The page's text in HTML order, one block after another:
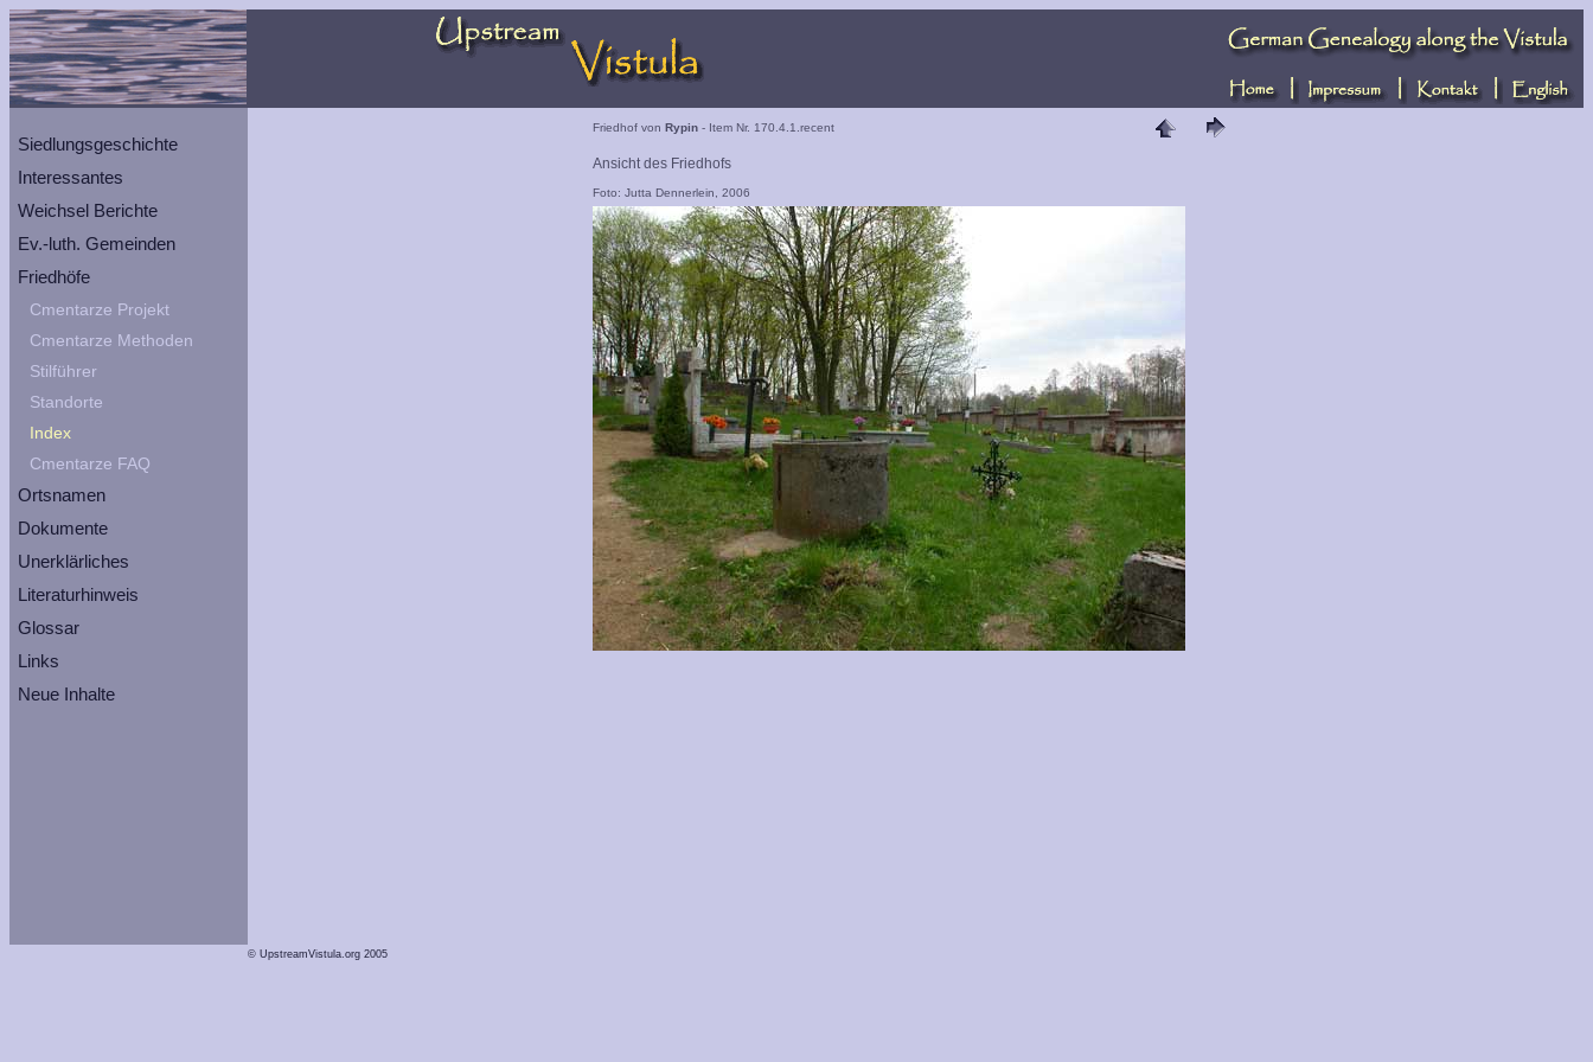
Siedlungsgeschichte
Interessantes
Weichsel Berichte
Ev.-luth. Gemeinden
Friedhöfe
Cmentarze Projekt
Cmentarze Methoden
Stilführer
Standorte
Index
Cmentarze FAQ
Ortsnamen
Dokumente
Unerklärliches
Literaturhinweis
Glossar
Links
Neue Inhalte
Friedhof von Rypin- Item Nr. 170.4.1.recent
Ansicht des Friedhofs
Foto: Jutta Dennerlein, 2006
© UpstreamVistula.org 2005